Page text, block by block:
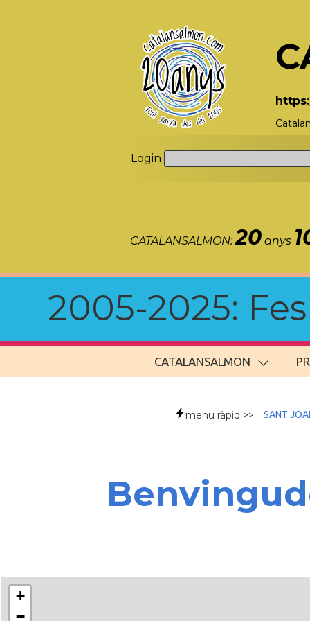
Login
CATALANSALMON:20 anys
2005-2025:
CATALANSALMON
menu ràpid >> SANT
+
−